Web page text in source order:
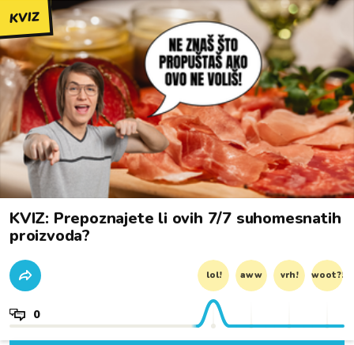
KVIZ
KVIZ: Prepoznajete li ovih 7/7 suhomesnatih
proizvoda?
lol! aww vrh! woot?!
0